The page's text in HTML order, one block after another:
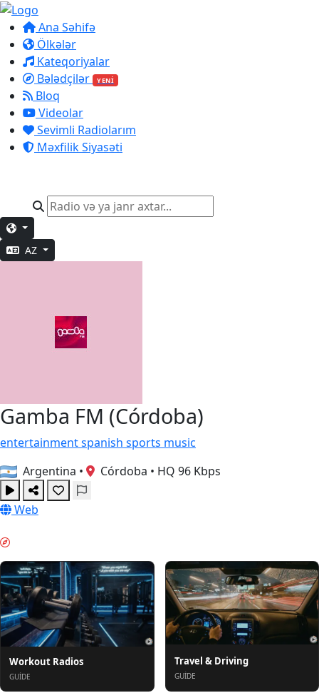
Ana Səhifə
Ölkələr
Kateqoriyalar
Bələdçilər
YENİ
Bloq
Videolar
Sevimli Radiolarım
Məxfilik Siyasəti
AZ
Gamba FM (Córdoba)
entertainmentspanish sports music
Argentina • Córdoba • HQ 96 Kbps
Web
Workout Radios
GUIDE
Travel & Driving
GUIDE